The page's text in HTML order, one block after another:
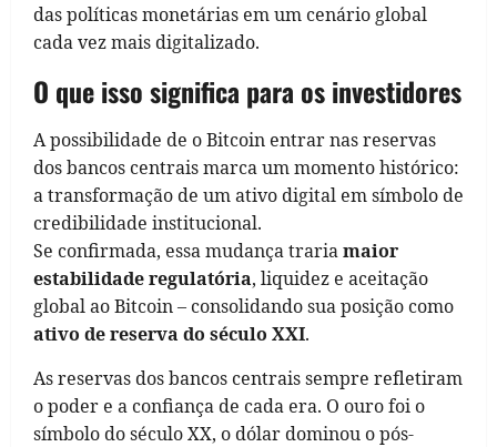
das políticas monetárias em um cenário global
cada vez mais digitalizado.
O que isso significa para os investidores
A possibilidade de o Bitcoin entrar nas reservas
dos bancos centrais marca um momento histórico:
a transformação de um ativo digital em símbolo de
credibilidade institucional.
Se confirmada, essa mudança trariamaior
estabilidade regulatória, liquidez e aceitação
global ao Bitcoin – consolidando sua posição como
ativo de reserva do século XXI.
As reservas dos bancos centrais sempre refletiram
o poder e a confiança de cada era. O ouro foi o
símbolo do século XX, o dólar dominou o pós-